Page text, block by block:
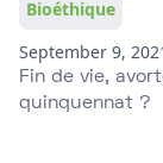
Bioéthique
September 9,
Fin de vie,
quinquennat ?